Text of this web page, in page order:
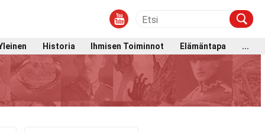
Historia Ihmisen Toiminnot Elämäntapa ...